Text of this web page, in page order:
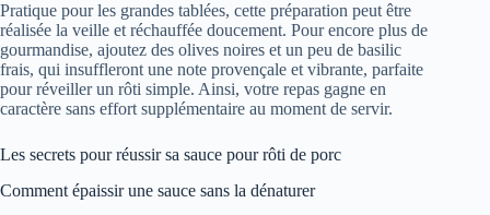
Pratique pour les grandes tablées, cette préparation peut être
réalisée la veille et réchauffée doucement. Pour encore plus de
gourmandise, ajoutez des olives noires et un peu de basilic
frais, qui insuffleront une note provençale et vibrante, parfaite
pour réveiller un rôti simple. Ainsi, votre repas gagne en
caractère sans effort supplémentaire au moment de servir.
Les secrets pour réussir sa sauce pour rôti de porc
Comment épaissir une sauce sans la dénaturer